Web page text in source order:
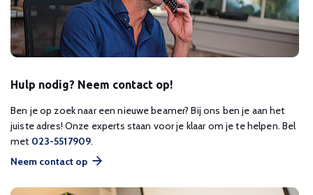
Hulp nodig? Neem contact op!
Ben je op zoek naar een nieuwe beamer? Bij ons ben je aan het
juiste adres! Onze experts staan voor je klaar om je te helpen. Bel
met 023-5517909.
Neem contact op